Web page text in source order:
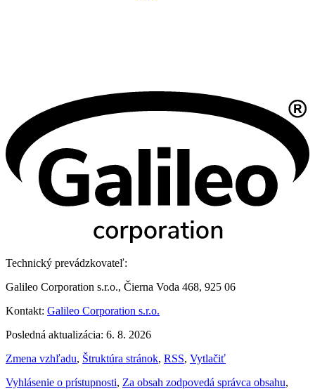
Technický prevádzkovateľ:
Galileo Corporation s.r.o., Čierna Voda 468, 925 06
Kontakt: Galileo Corporation s.r.o.
Posledná aktualizácia: 6. 8. 2026
Zmena vzhľadu, Štruktúra stránok, RSS, Vytlačiť
Vyhlásenie o prístupnosti, Za obsah zodpovedá správca obsahu,